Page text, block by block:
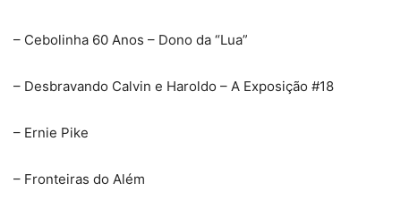
– Cebolinha 60 Anos – Dono da “Lua”
– Desbravando Calvin e Haroldo – A Exposição #18
– Ernie Pike
– Fronteiras do Além